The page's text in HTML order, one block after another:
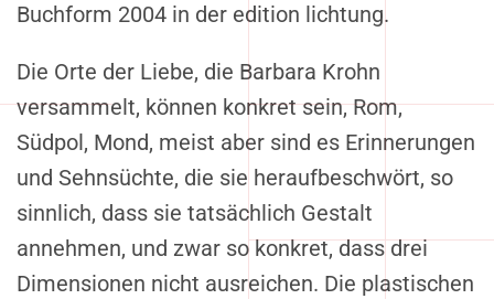
Buchform 2004 in der edition lichtung.
Die Orte der Liebe, die Barbara Krohn
versammelt, können konkret sein, Rom,
Südpol, Mond, meist aber sind es Erinnerungen
und Sehnsüchte, die sie heraufbeschwört, so
sinnlich, dass sie tatsächlich Gestalt
annehmen, und zwar so konkret, dass drei
Dimensionen nicht ausreichen. Die plastischen